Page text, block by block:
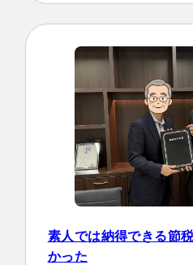
ルでも電話 すぐに教えてくだ
とができほっとしていま…
素人では納得できる節
かった